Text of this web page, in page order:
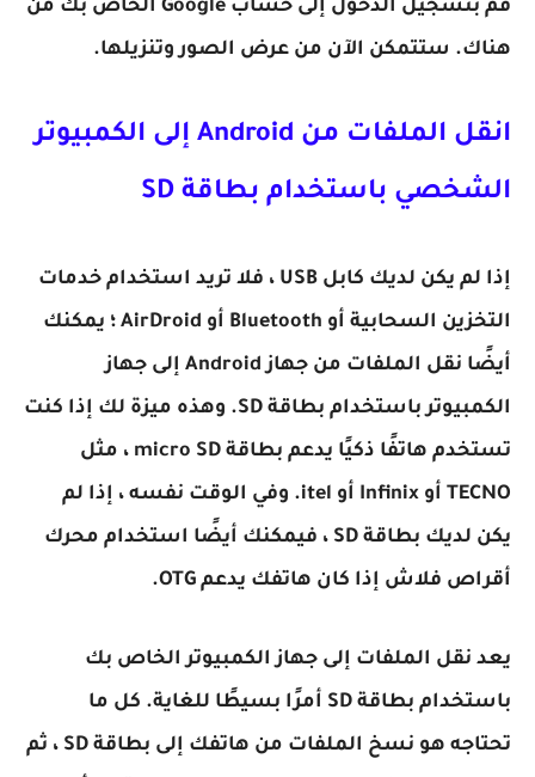
قم بتسجيل الدخول إلى حساب Google الخاص بك من
هناك. ستتمكن الآن من عرض الصور وتنزيلها.
انقل الملفات من Android إلى الكمبيوتر
الشخصي باستخدام بطاقة SD
إذا لم يكن لديك كابل USB ، فلا تريد استخدام خدمات
التخزين السحابية أو Bluetooth أو AirDroid ؛ يمكنك
أيضًا نقل الملفات من جهاز Android إلى جهاز
الكمبيوتر باستخدام بطاقة SD. وهذه ميزة لك إذا كنت
تستخدم هاتفًا ذكيًا يدعم بطاقة micro SD ، مثل
TECNO أو Infinix أو itel. وفي الوقت نفسه ، إذا لم
يكن لديك بطاقة SD ، فيمكنك أيضًا استخدام محرك
أقراص فلاش إذا كان هاتفك يدعم OTG.
يعد نقل الملفات إلى جهاز الكمبيوتر الخاص بك
باستخدام بطاقة SD أمرًا بسيطًا للغاية. كل ما
تحتاجه هو نسخ الملفات من هاتفك إلى بطاقة SD ، ثم